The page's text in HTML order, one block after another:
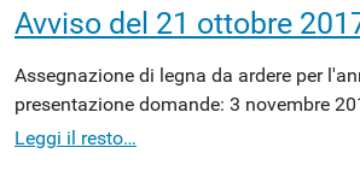
Avviso del 21 ottobre
Assegnazione di legna da ardere per
presentazione domande: 3 novembre
Leggi il resto…